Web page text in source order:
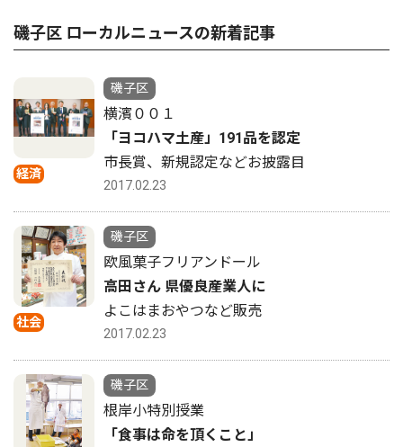
磯子区 ローカルニュースの新着記事
経済
磯子区
横濱００１
「ヨコハマ土産」191品を認定
市長賞、新規認定などお披露目
2017.02.23
社会
磯子区
欧風菓子フリアンドール
高田さん 県優良産業人に
よこはまおやつなど販売
2017.02.23
磯子区
根岸小特別授業
「食事は命を頂くこと」